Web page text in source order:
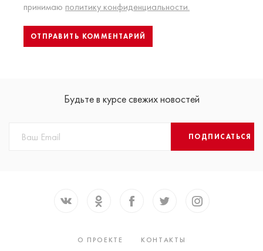
принимаю политику конфиденциальности.
Будьте в курсе свежих новостей
ПОДПИСАТЬСЯ
О ПРОЕКТЕ
КОНТАКТЫ